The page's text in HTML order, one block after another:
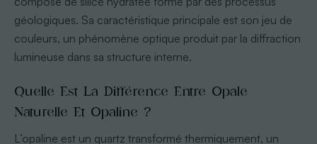
géologiques. Sa caractéristique principale est son jeu de
couleurs, un phénomène optique produit par la diffraction
lumineuse dans sa structure interne.
Quelle Est La Différence Entre Opale
Naturelle Et Opaline ?
L’opaline est un quartz transformé thermiquement, un